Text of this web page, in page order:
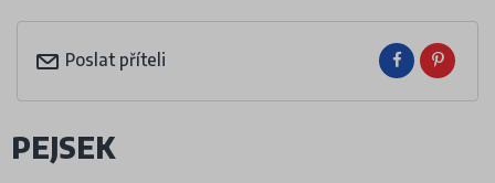
Poslat příteli
PEJSEK